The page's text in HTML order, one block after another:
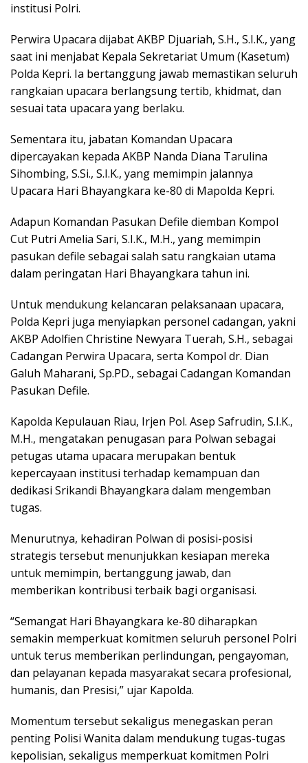
institusi Polri.
Perwira Upacara dijabat AKBP Djuariah, S.H., S.I.K., yang
saat ini menjabat Kepala Sekretariat Umum (Kasetum)
Polda Kepri. Ia bertanggung jawab memastikan seluruh
rangkaian upacara berlangsung tertib, khidmat, dan
sesuai tata upacara yang berlaku.
Sementara itu, jabatan Komandan Upacara
dipercayakan kepada AKBP Nanda Diana Tarulina
Sihombing, S.Si., S.I.K., yang memimpin jalannya
Upacara Hari Bhayangkara ke-80 di Mapolda Kepri.
Adapun Komandan Pasukan Defile diemban Kompol
Cut Putri Amelia Sari, S.I.K., M.H., yang memimpin
pasukan defile sebagai salah satu rangkaian utama
dalam peringatan Hari Bhayangkara tahun ini.
Untuk mendukung kelancaran pelaksanaan upacara,
Polda Kepri juga menyiapkan personel cadangan, yakni
AKBP Adolfien Christine Newyara Tuerah, S.H., sebagai
Cadangan Perwira Upacara, serta Kompol dr. Dian
Galuh Maharani, Sp.PD., sebagai Cadangan Komandan
Pasukan Defile.
Kapolda Kepulauan Riau, Irjen Pol. Asep Safrudin, S.I.K.,
M.H., mengatakan penugasan para Polwan sebagai
petugas utama upacara merupakan bentuk
kepercayaan institusi terhadap kemampuan dan
dedikasi Srikandi Bhayangkara dalam mengemban
tugas.
Menurutnya, kehadiran Polwan di posisi-posisi
strategis tersebut menunjukkan kesiapan mereka
untuk memimpin, bertanggung jawab, dan
memberikan kontribusi terbaik bagi organisasi.
“Semangat Hari Bhayangkara ke-80 diharapkan
semakin memperkuat komitmen seluruh personel Polri
untuk terus memberikan perlindungan, pengayoman,
dan pelayanan kepada masyarakat secara profesional,
humanis, dan Presisi,” ujar Kapolda.
Momentum tersebut sekaligus menegaskan peran
penting Polisi Wanita dalam mendukung tugas-tugas
kepolisian, sekaligus memperkuat komitmen Polri